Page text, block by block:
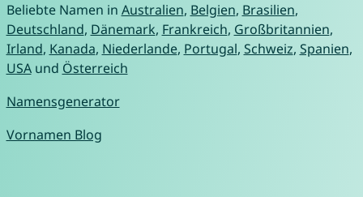
Beliebte Namen in Australien, Belgien, Brasilien,
Deutschland, Dänemark, Frankreich, Großbritannien,
Irland, Kanada, Niederlande, Portugal, Schweiz, Spanien,
USAund Österreich
Namensgenerator
Vornamen Blog